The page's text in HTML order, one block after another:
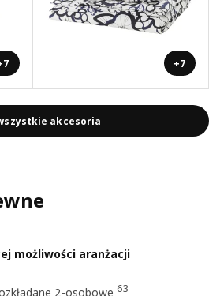
+7
akcesoria
możliwości aranżacji
2-osobowe 63